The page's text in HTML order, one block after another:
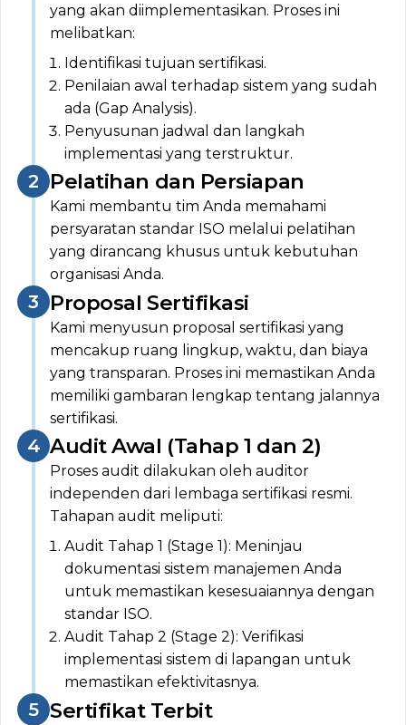
yang akan diimplementasikan. Proses ini
melibatkan:
Identifikasi tujuan sertifikasi.
Penilaian awal terhadap sistem yang sudah
ada (Gap Analysis).
Penyusunan jadwal dan langkah
implementasi yang terstruktur.
Pelatihan dan Persiapan
Kami membantu tim Anda memahami
persyaratan standar ISO melalui pelatihan
yang dirancang khusus untuk kebutuhan
organisasi Anda.
Proposal Sertifikasi
Kami menyusun proposal sertifikasi yang
mencakup ruang lingkup, waktu, dan biaya
yang transparan. Proses ini memastikan Anda
memiliki gambaran lengkap tentang jalannya
sertifikasi.
Audit Awal (Tahap 1 dan 2)
Proses audit dilakukan oleh auditor
independen dari lembaga sertifikasi resmi.
Tahapan audit meliputi:
Audit Tahap 1 (Stage 1): Meninjau
dokumentasi sistem manajemen Anda
untuk memastikan kesesuaiannya dengan
standar ISO.
Audit Tahap 2 (Stage 2): Verifikasi
implementasi sistem di lapangan untuk
memastikan efektivitasnya.
Sertifikat Terbit